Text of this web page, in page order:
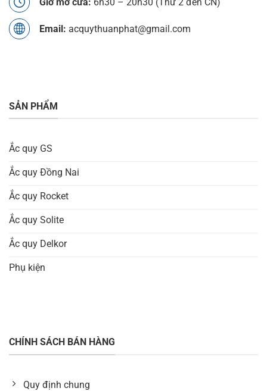
Email: acquythuanphat@gmail.com
SẢN PHẨM
Ắc quy GS
Ắc quy Đồng Nai
Ắc quy Rocket
Ắc quy Solite
Ắc quy Delkor
Phụ kiện
CHÍNH SÁCH BÁN HÀNG
Quy định chung